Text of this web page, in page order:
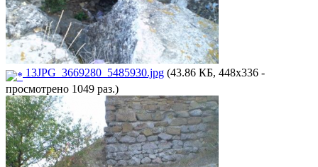
13JPG_3669280_5485930.jpg (43.86 КБ, 448x336 -
просмотрено 1049 раз.)